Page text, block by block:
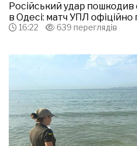
Російський удар
в Одесі: матч УПЛ
16:22 639 переглядів